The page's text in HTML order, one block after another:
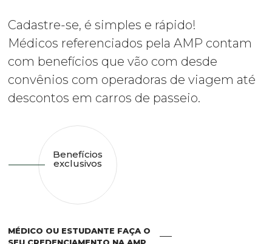
Cadastre-se, é simples e rápido!
Médicos referenciados pela AMP contam
com benefícios que vão com desde
convênios com operadoras de viagem até
descontos em carros de passeio.
Benefícios
exclusivos
MÉDICO OU ESTUDANTE FAÇA O
SEU CREDENCIAMENTO NA AMP